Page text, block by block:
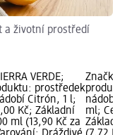
a životní prostředí
VERDE;
prostředek
Citrón, 1 l;
Kč; Základní
ml (13,90 Kč za
Značka:
nádobí
ml;